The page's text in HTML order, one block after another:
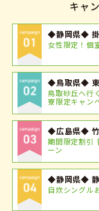
キャ
◆静岡県◆ 掛
女性限定！個
◆鳥取県◆
鳥取砂丘へ行
寮限定キャン
◆広島県◆ 竹
期間限定割引
ーン
◆静岡県◆ 静
自炊シングル